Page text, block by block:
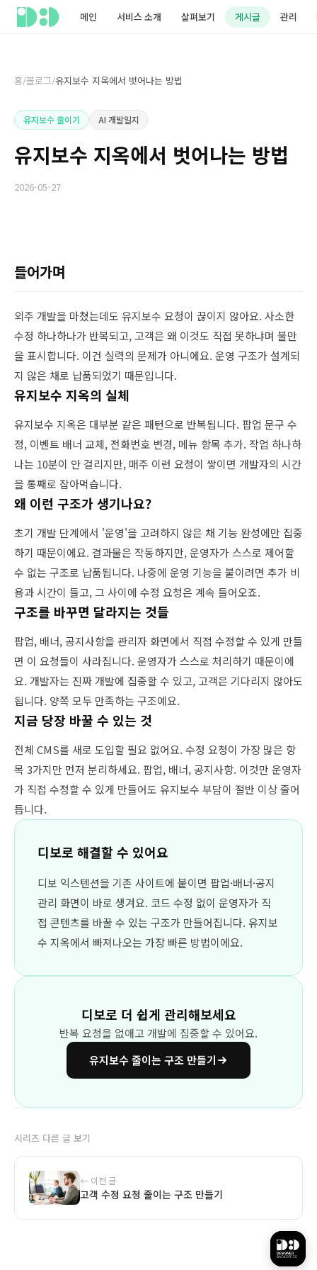
메인 서비스 소개 살펴보기 게시글 관리
홈/블로그/유지보수 지옥에서 벗어나는 방법
유지보수 줄이기 AI 개발일지
유지보수 지옥에서 벗어나는 방법
2026-05-27
들어가며
외주 개발을 마쳤는데도 유지보수 요청이 끊이지 않아요. 사소한
수정 하나하나가 반복되고, 고객은 왜 이것도 직접 못하냐며 불만
을 표시합니다. 이건 실력의 문제가 아니에요. 운영 구조가 설계되
지 않은 채로 납품되었기 때문입니다.
유지보수 지옥의 실체
유지보수 지옥은 대부분 같은 패턴으로 반복됩니다. 팝업 문구 수
정, 이벤트 배너 교체, 전화번호 변경, 메뉴 항목 추가. 작업 하나하
나는 10분이 안 걸리지만, 매주 이런 요청이 쌓이면 개발자의 시간
을 통째로 잡아먹습니다.
왜 이런 구조가 생기나요?
초기 개발 단계에서 '운영'을 고려하지 않은 채 기능 완성에만 집중
하기 때문이에요. 결과물은 작동하지만, 운영자가 스스로 제어할
수 없는 구조로 납품됩니다. 나중에 운영 기능을 붙이려면 추가 비
용과 시간이 들고, 그 사이에 수정 요청은 계속 들어오죠.
구조를 바꾸면 달라지는 것들
팝업, 배너, 공지사항을 관리자 화면에서 직접 수정할 수 있게 만들
면 이 요청들이 사라집니다. 운영자가 스스로 처리하기 때문이에
요. 개발자는 진짜 개발에 집중할 수 있고, 고객은 기다리지 않아도
됩니다. 양쪽 모두 만족하는 구조예요.
지금 당장 바꿀 수 있는 것
전체 CMS를 새로 도입할 필요 없어요. 수정 요청이 가장 많은 항
목 3가지만 먼저 분리하세요. 팝업, 배너, 공지사항. 이것만 운영자
가 직접 수정할 수 있게 만들어도 유지보수 부담이 절반 이상 줄어
듭니다.
디보로 해결할 수 있어요
디보 익스텐션을 기존 사이트에 붙이면 팝업·배너·공지
관리 화면이 바로 생겨요. 코드 수정 없이 운영자가 직
접 콘텐츠를 바꿀 수 있는 구조가 만들어집니다. 유지보
수 지옥에서 빠져나오는 가장 빠른 방법이에요.
디보로 더 쉽게 관리해보세요
반복 요청을 없애고 개발에 집중할 수 있어요.
유지보수 줄이는 구조 만들기
시리즈 다른 글 보기
← 이전 글
고객 수정 요청 줄이는 구조 만들기